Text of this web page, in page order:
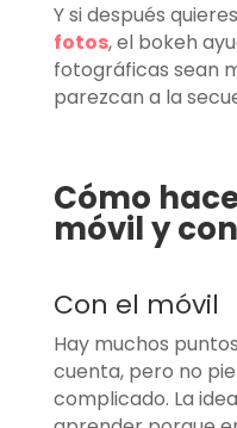
Y si después quieres
fotos, el bokeh
fotográficas sean
parezcan a la
Cómo
móvil y
Con el móvil
Hay muchos
cuenta, pero no
complicado. La